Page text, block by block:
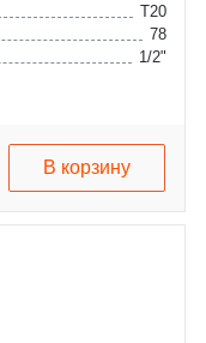
T20
78
1/2"
В корзину